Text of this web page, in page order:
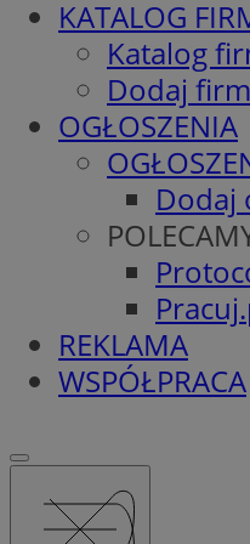
KATALOG
Katalog
Dodaj
OGŁOSZENIA
Dodaj
REKLAMA
WSPÓŁPRACA